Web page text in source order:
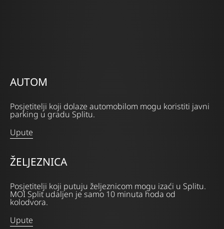
AUTOM
Posjetitelji koji dolaze automobilom mogu koristiti javni
parking u gradu Splitu.
Upute
ŽELJEZNICA
Posjetitelji koji putuju željeznicom mogu izaći u Splitu.
MOI Split udaljen je samo 10 minuta hoda od
kolodvora.
Upute